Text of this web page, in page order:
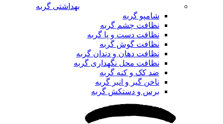
بهداشتی گربه
شامپو گربه
نظافت چشم گربه
نظافت دست و پا گربه
نظافت گوش گربه
نظافت دهان و دندان گربه
نظافت محل نگهداری گربه
ضد کک و کنه گربه
ناخن گیر و انبر گربه
برس و دستکش گربه